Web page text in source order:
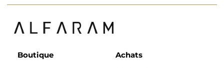
Boutique Achats